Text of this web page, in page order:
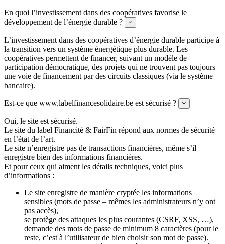
En quoi l’investissement dans des coopératives favorise le
développement de l’énergie durable ?
Expand
L’investissement dans des coopératives d’énergie durable participe à
la transition vers un système énergétique plus durable. Les
coopératives permettent de financer, suivant un modèle de
participation démocratique, des projets qui ne trouvent pas toujours
une voie de financement par des circuits classiques (via le système
bancaire).
Est-ce que www.labelfinancesolidaire.be est sécurisé ? Expand
Oui, le site est sécurisé.
Le site du label Financité & FairFin répond aux normes de sécurité
en l’état de l’art.
Le site n’enregistre pas de transactions financières, même s’il
enregistre bien des informations financières.
Et pour ceux qui aiment les détails techniques, voici plus
d’informations :
Le site enregistre de manière cryptée les informations
sensibles (mots de passe – mêmes les administrateurs n’y ont
pas accès),
se protège des attaques les plus courantes (CSRF, XSS, …),
demande des mots de passe de minimum 8 caractères (pour le
reste, c’est à l’utilisateur de bien choisir son mot de passe).